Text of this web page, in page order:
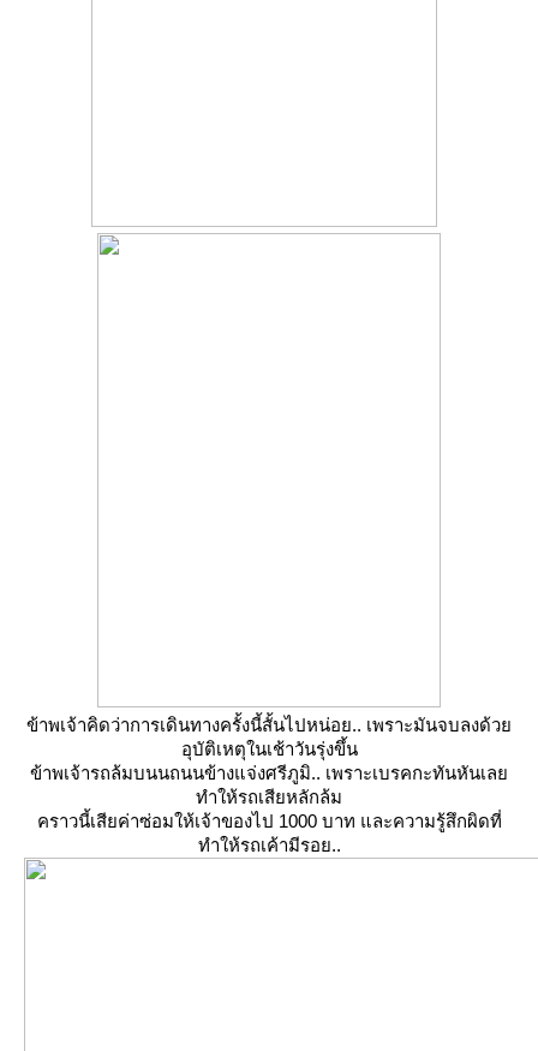
ข้าพเจ้าคิดว่าการเดินทางครั้งนี้สั้นไปหน่อย.. เพราะมันจบลงด้ว
อุบัติเหตุในเช้าวันรุ่งขึ้น
ข้าพเจ้ารถล้มบนนถนนข้างแจ่งศรีภูมิ.. เพราะเบรคกะทันหันเล
ทำให้รถเสียหลักล้ม
คราวนี้เสียค่าซ่อมให้เจ้าของไป 1000 บาท และความรู้สึกผิดที่
ทำให้รถเค้ามีรอย..